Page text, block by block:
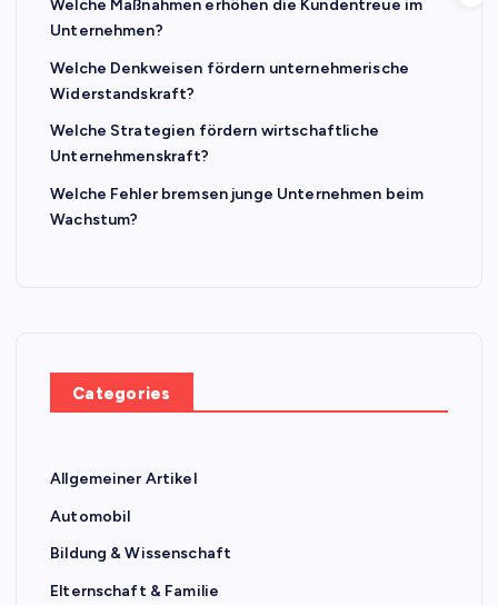
Welche Maßnahmen erhöhen die Kundentreue im
Unternehmen?
Welche Denkweisen fördern unternehmerische
Widerstandskraft?
Welche Strategien fördern wirtschaftliche
Unternehmenskraft?
Welche Fehler bremsen junge Unternehmen beim
Wachstum?
Categories
Allgemeiner Artikel
Automobil
Bildung & Wissenschaft
Elternschaft & Familie